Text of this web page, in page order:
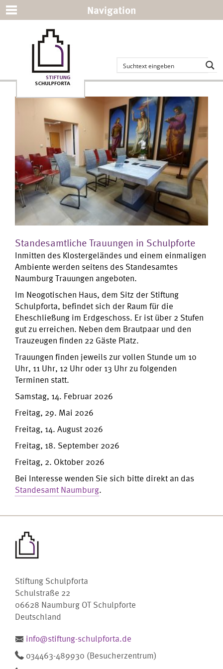
Navigation
Standesamtliche Trauungen in Schulpforte
Inmitten des Klostergeländes und einem einmaligen
Ambiente werden seitens des Standesamtes
Naumburg Trauungen angeboten.
Im Neogotischen Haus, dem Sitz der Stiftung
Schulpforta, befindet sich der Raum für die
Eheschließung im Erdgeschoss. Er ist über 2 Stufen
gut zu erreichen. Neben dem Brautpaar und den
Trauzeugen finden 22 Gäste Platz.
Trauungen finden jeweils zur vollen Stunde um 10
Uhr, 11 Uhr, 12 Uhr oder 13 Uhr zu folgenden
Terminen statt.
Samstag, 14. Februar 2026
Freitag, 29. Mai 2026
Freitag, 14. August 2026
Freitag, 18. September 2026
Freitag, 2. Oktober 2026
Bei Interesse wenden Sie sich bitte direkt an das
Standesamt Naumburg.
Stiftung Schulpforta
Schulstraße 22
06628 Naumburg OT Schulpforte
Deutschland
info@stiftung-schulpforta.de
034463-489930 (Besucherzentrum)